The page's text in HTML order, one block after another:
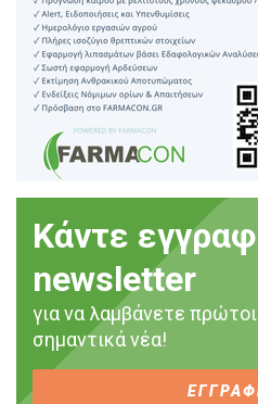
Κάντε
newsletter
για να λαμβάνετε
σημαντικά νέα!